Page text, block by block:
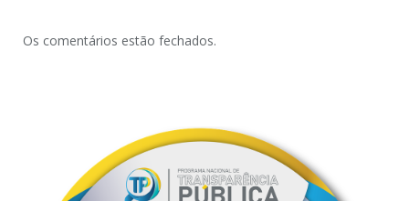
Os comentários estão fechados.